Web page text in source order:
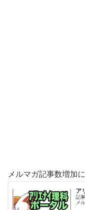
メルマガ記事数増加
ア
記
メ